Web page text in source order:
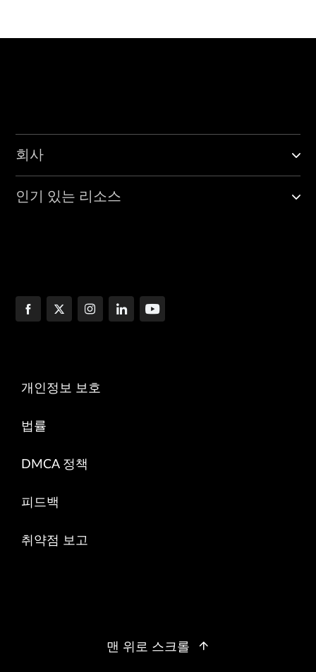
회사
인기 있는 리소스
개인정보 보호
법률
DMCA 정책
피드백
취약점 보고
맨 위로 스크롤